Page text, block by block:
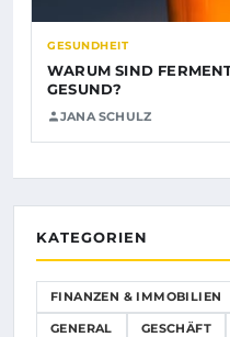
GESUNDHEIT
WARUM SIND
GESUND?
JANA SCHULZ
KATEGORIEN
FINANZEN & IMMOBILIEN
GENERAL GESCHÄFT